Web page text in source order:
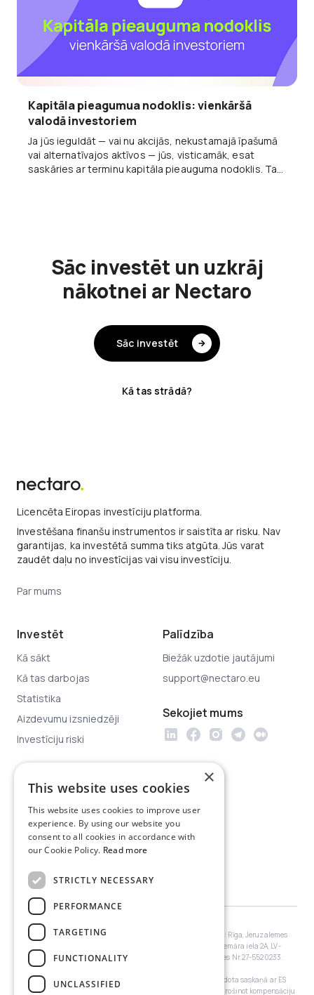
Kapitāla pieagumua nodoklis: vienkāršā
valodā investoriem
Ja jūs ieguldāt — vai nu akcijās, nekustamajā īpašumā
vai alternatīvajos aktīvos — jūs, visticamāk, esat
saskāries ar terminu kapitāla pieauguma nodoklis. Tas
Sāc investēt un uzkrāj
nākotnei ar Nectaro
Sāc investēt
Kā tas strādā?
Licencēta Eiropas investīciju platforma.
Investēšana finanšu instrumentos ir saistīta ar risku. Nav
garantijas, ka investētā summa tiks atgūta. Jūs varat
zaudēt daļu no investīcijas vai visu investīciju.
Par mums
Investēt
Kā sākt
Kā tas darbojas
Statistika
Aizdevumu izsniedzēji
Investīciju riski
Palīdzība
Biežāk uzdotie jautājumi
support@nectaro.eu
Sekojiet mums
Privātuma politika
Platformas lietošanas
noteikumi
Investoru aizsardzība
Juridiskie dokumenti
SIA “Nectaro” (reģistrācijas Nr. 40203016025; juridiskā adrese: Rīga, Jeruzalemes
(adrese: Rīga, Kr. Valdemāra iela 2A, LV-
1050, Latvija) licencēta ieguldījumu brokeru sabiedrība. Licences Nr.27-5520233.
Nectaro ir Valsts ieguldītāju kompensācijas sistēmas, kas izveidota saskaņā ar ES
Direktīvu 97/9/EK, dalībnieks. Sistēma aizsargā investorus, nodrošinot kompensāciju
×
This website uses cookies
This website uses cookies to improve user
experience. By using our website you
consent to all cookies in accordance with
our Cookie Policy. Read more
STRICTLY NECESSARY
PERFORMANCE
TARGETING
FUNCTIONALITY
UNCLASSIFIED